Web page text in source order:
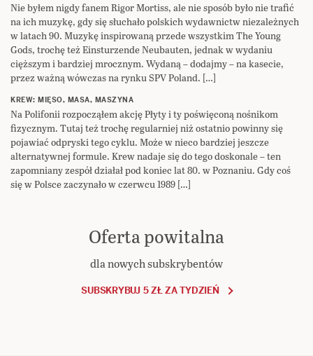
Nie byłem nigdy fanem Rigor Mortiss, ale nie sposób było nie trafić
na ich muzykę, gdy się słuchało polskich wydawnictw niezależnych
w latach 90. Muzykę inspirowaną przede wszystkim The Young
Gods, trochę też Einsturzende Neubauten, jednak w wydaniu
cięższym i bardziej mrocznym. Wydaną – dodajmy – na kasecie,
przez ważną wówczas na rynku SPV Poland. […]
KREW: MIĘSO, MASA, MASZYNA
Na Polifonii rozpocząłem akcję Płyty i ty poświęconą nośnikom
fizycznym. Tutaj też trochę regularniej niż ostatnio powinny się
pojawiać odpryski tego cyklu. Może w nieco bardziej jeszcze
alternatywnej formule. Krew nadaje się do tego doskonale – ten
zapomniany zespół działał pod koniec lat 80. w Poznaniu. Gdy coś
się w Polsce zaczynało w czerwcu 1989 […]
Oferta powitalna
dla nowych subskrybentów
SUBSKRYBUJ 5 ZŁ ZA TYDZIEŃ